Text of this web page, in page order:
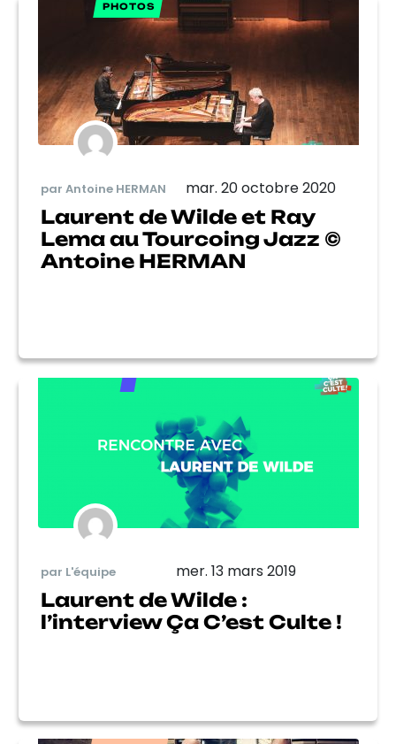
PHOTOS
par Antoine HERMAN mar. 20 octobre 2020
Laurent de Wilde et Ray
Lema au Tourcoing Jazz ©
Antoine HERMAN
par L'équipe mer. 13 mars 2019
Laurent de Wilde :
l’interview Ça C’est Culte !